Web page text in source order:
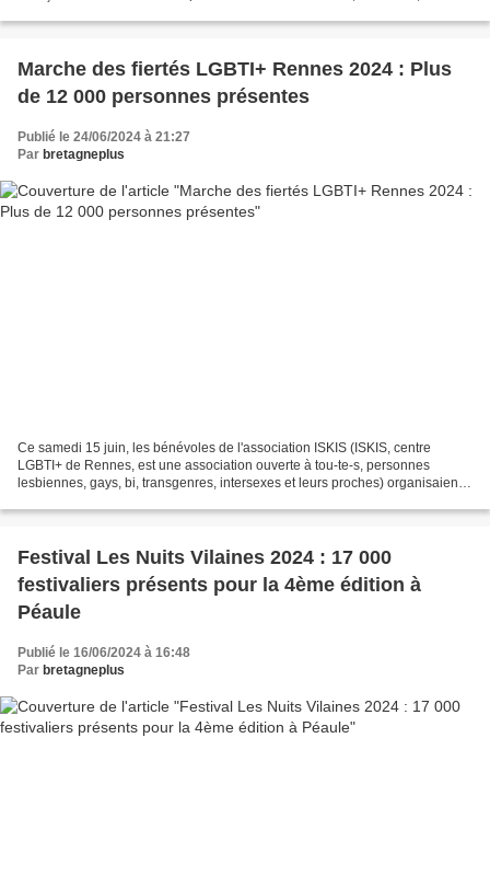
Marche des fiertés LGBTI+ Rennes 2024 : Plus
de 12 000 personnes présentes
Publié le 24/06/2024 à 21:27
Par bretagneplus
Ce samedi 15 juin, les bénévoles de l'association ISKIS (ISKIS, centre
LGBTI+ de Rennes, est une association ouverte à tou-te-s, personnes
lesbiennes, gays, bi, transgenres, intersexes et leurs proches) organisaient
Festival Les Nuits Vilaines 2024 : 17 000
festivaliers présents pour la 4ème édition à
Péaule
Publié le 16/06/2024 à 16:48
Par bretagneplus